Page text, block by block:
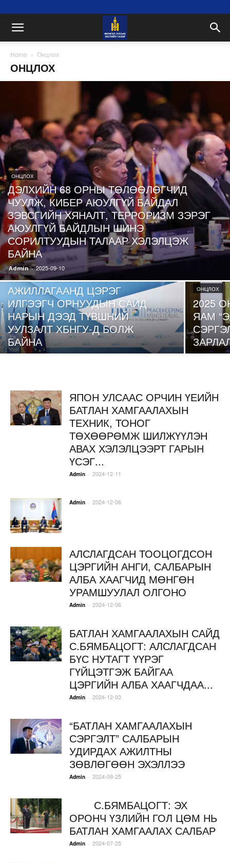
Home Онцлох
ОНЦЛОХ
ОНЦЛОХ
ДЭЛХИЙН 68 ОРНЫ ТӨЛӨӨЛӨГЧИД
ЧУУЛЖ, КИБЕР АЮУЛГҮЙ БАЙДАЛ
ЗЭВСГИЙН ХЯНАЛТ, ТЕРРОРИЗМ ЗЭРЭГ
АЮУЛГҮЙ БАЙДЛЫН ШИНЭ
СОРИЛТУУДЫН ТАЛААР ХЭЛЭЛЦЭЖ
БАЙНА
Admin - 2025-09-10
ОНЦЛОХ
ЭНХИЙГ САХИУЛАХ
АЖИЛЛАГААНД ЦЭРЭГ
ИЛГЭЭГЧ ОРНУУДЫН САЙД
НАРЫН ДЭЭД ТҮВШНИЙ
УУЛЗАЛТ ХБНГУ-Д БОЛЖ
БАЙНА
ОНЦЛОХ
2025
ЯАМ
ЯПОН УЛСААС ОРЧИН ҮЕИЙН
БАТЛАН ХАМГААЛАХЫН
ТЕХНИК, ТОНОГ
ТӨХӨӨРӨМЖ ШИЛЖҮҮЛЭН
АВАХ ХЭЛЭЛЦЭЭРТ ГАРЫН
ҮСЭГ...
Admin - 2024-12-11
Admin - 2024-12-06
АЛСЛАГДСАН ТООЦОГДСОН
ЦЭРГИЙН АНГИ, САЛБАРЫН
АЛБА ХААГЧИД МӨНГӨН
УРАМШУУЛАЛ ОЛГОНО
Admin - 2024-12-06
БАТЛАН ХАМГААЛАХЫН САЙД
С.БЯМБАЦОГТ: АЛСЛАГДСАН
БҮС НУТАГТ ҮҮРЭГ
ГҮЙЦЭТГЭЖ БАЙГАА
ЦЭРГИЙН АЛБА ХААГЧДАА...
Admin - 2024-12-03
“БАТЛАН ХАМГААЛАХЫН
СЭРГЭЛТ” САЛБАРЫН
УДИРДАХ АЖИЛТНЫ
ЗӨВЛӨГӨӨН ЭХЭЛЛЭЭ
Admin - 2024-09-25
С.БЯМБАЦОГТ: ЭХ
ОРОНЧ ҮЗЛИЙН ГОЛ ЦӨМ НЬ
БАТЛАН ХАМГААЛАХ САЛБАР
Admin - 2024-07-25